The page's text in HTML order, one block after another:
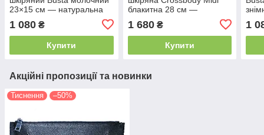
23×15 см — натуральна
1 080 ₴
Купити
блакитна 28 см —
натуральна шкіра 28 см
1 680₴
Купити
1
Акційні пропозиції та новинки
Тиснення –50%